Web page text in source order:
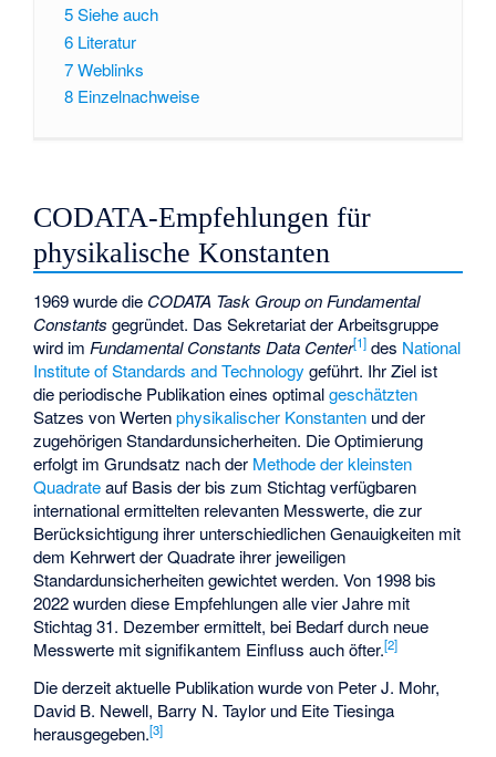
5Siehe auch
6 Literatur
7Weblinks
8 Einzelnachweise
CODATA-Empfehlungen für
physikalische Konstanten
1969 wurde die CODATA Task Group on Fundamental
Constants gegründet. Das Sekretariat der Arbeitsgruppe
wird im Fundamental Constants Data Center[1] des National
Institute of Standards and Technology geführt. Ihr Ziel ist
die periodische Publikation eines optimalgeschätzten
Satzes von Wertenphysikalischer Konstanten und der
zugehörigen Standardunsicherheiten. Die Optimierung
erfolgt im Grundsatz nach der Methode der kleinsten
Quadrateauf Basis der bis zum Stichtag verfügbaren
international ermittelten relevanten Messwerte, die zur
Berücksichtigung ihrer unterschiedlichen Genauigkeiten mit
dem Kehrwert der Quadrate ihrer jeweiligen
Standardunsicherheiten gewichtet werden. Von 1998 bis
2022 wurden diese Empfehlungen alle vier Jahre mit
Stichtag 31. Dezember ermittelt, bei Bedarf durch neue
Messwerte mit signifikantem Einfluss auch öfter.[2]
Die derzeit aktuelle Publikation wurde von Peter J. Mohr,
David B. Newell, Barry N. Taylor und Eite Tiesinga
herausgegeben.[3]